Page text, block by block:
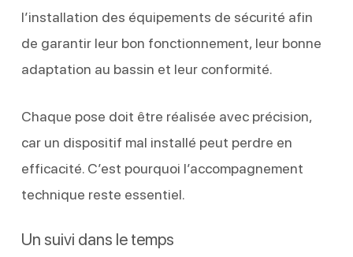
l’installation des équipements de sécurité afin
de garantir leur bon fonctionnement, leur bonne
adaptation au bassin et leur conformité.
Chaque pose doit être réalisée avec précision,
car un dispositif mal installé peut perdre en
efficacité. C’est pourquoi l’accompagnement
technique reste essentiel.
Un suivi dans le temps